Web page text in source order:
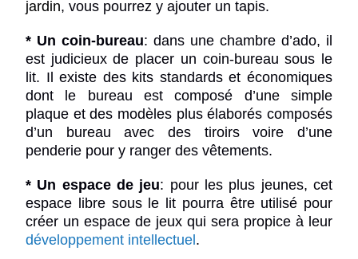
jardin, vous pourrez y ajouter un tapis.
* Un coin-bureau: dans une chambre d’ado, il
est judicieux de placer un coin-bureau sous le
lit. Il existe des kits standards et économiques
dont le bureau est composé d’une simple
plaque et des modèles plus élaborés composés
d’un bureau avec des tiroirs voire d’une
penderie pour y ranger des vêtements.
* Un espace de jeu: pour les plus jeunes, cet
espace libre sous le lit pourra être utilisé pour
créer un espace de jeux qui sera propice à leur
développement intellectuel .